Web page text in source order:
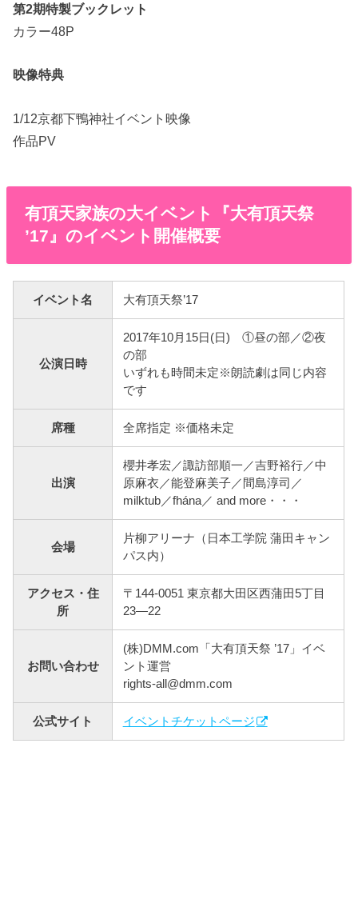
第2期特製ブックレット
カラー48P
映像特典
1/12京都下鴨神社イベント映像
作品PV
有頂天家族の大イベント『大有頂天祭
’17』のイベント開催概要
イベント名 大有頂天祭’17
公演日時
2017年10月15日(日) ①昼の部／②夜
の部
いずれも時間未定※朗読劇は同じ内容
です
席種 全席指定 ※価格未定
出演
櫻井孝宏／諏訪部順一／吉野裕行／中
原麻衣／能登麻美子／間島淳司／
milktub／fhána／ and more・・・
会場
片柳アリーナ（日本工学院 蒲田キャン
パス内）
アクセス・住
所
〒144-0051 東京都大田区西蒲田5丁目
23―22
お問い合わせ
(株)DMM.com「大有頂天祭 ’17」イベ
ント運営
rights-all@dmm.com
公式サイト イベントチケットページ